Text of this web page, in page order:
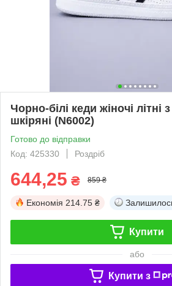
Чорно-білі кеди жіночі
шкіряні (N6002)
Готово до відправки
Код: 425330
Роздріб
644,25 ₴ 859 ₴
Економія 214.75 ₴
Купити
або
Купити з